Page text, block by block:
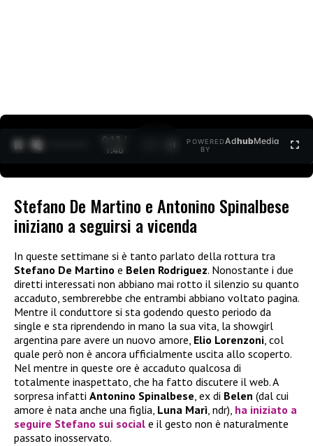
0:14 /
1:40
POWERED
BY
AdhubMedia
Stefano De Martino e Antonino Spinalbese
iniziano a seguirsi a vicenda
In queste settimane si è tanto parlato della rottura tra
Stefano De Martino e Belen Rodriguez. Nonostante i due
diretti interessati non abbiano mai rotto il silenzio su quanto
accaduto, sembrerebbe che entrambi abbiano voltato pagina.
Mentre il conduttore si sta godendo questo periodo da
single e sta riprendendo in mano la sua vita, la showgirl
argentina pare avere un nuovo amore, Elio Lorenzoni, col
quale però non è ancora ufficialmente uscita allo scoperto.
Nel mentre in queste ore è accaduto qualcosa di
totalmente inaspettato, che ha fatto discutere il web. A
sorpresa infatti Antonino Spinalbese, ex di Belen (dal cui
amore è nata anche una figlia, Luna Marì, ndr), ha iniziato a
seguire Stefano sui social e il gesto non è naturalmente
passato inosservato.